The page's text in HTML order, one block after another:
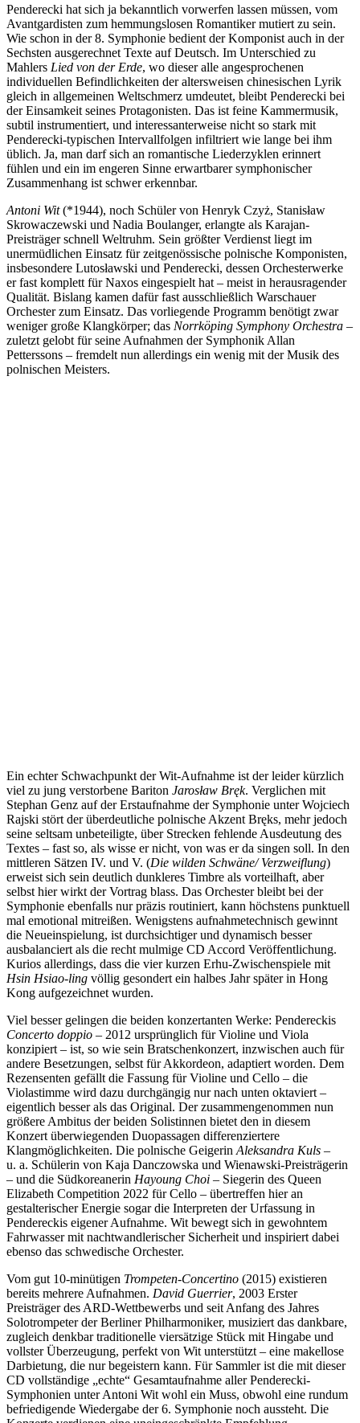
Penderecki hat sich ja bekanntlich vorwerfen lassen müssen, vom
Avantgardisten zum hemmungslosen Romantiker mutiert zu sein.
Wie schon in der 8. Symphonie bedient der Komponist auch in der
Sechsten ausgerechnet Texte auf Deutsch. Im Unterschied zu
Mahlers Lied von der Erde, wo dieser alle angesprochenen
individuellen Befindlichkeiten der altersweisen chinesischen Lyrik
gleich in allgemeinen Weltschmerz umdeutet, bleibt Penderecki bei
der Einsamkeit seines Protagonisten. Das ist feine Kammermusik,
subtil instrumentiert, und interessanterweise nicht so stark mit
Penderecki-typischen Intervallfolgen infiltriert wie lange bei ihm
üblich. Ja, man darf sich an romantische Liederzyklen erinnert
fühlen und ein im engeren Sinne erwartbarer symphonischer
Zusammenhang ist schwer erkennbar.
Antoni Wit(*1944), noch Schüler von Henryk Czyż, Stanisław
Skrowaczewski und Nadia Boulanger, erlangte als Karajan-
Preisträger schnell Weltruhm. Sein größter Verdienst liegt im
unermüdlichen Einsatz für zeitgenössische polnische Komponisten,
insbesondere Lutosławski und Penderecki, dessen Orchesterwerke
er fast komplett für Naxos eingespielt hat – meist in herausragender
Qualität. Bislang kamen dafür fast ausschließlich Warschauer
Orchester zum Einsatz. Das vorliegende Programm benötigt zwar
weniger große Klangkörper; das Norrköping Symphony Orchestra –
zuletzt gelobt für seine Aufnahmen der Symphonik Allan
Petterssons – fremdelt nun allerdings ein wenig mit der Musik des
polnischen Meisters.
Ein echter Schwachpunkt der Wit-Aufnahme ist der leider kürzlich
viel zu jung verstorbene Bariton Jarosław Bręk. Verglichen mit
Stephan Genz auf der Erstaufnahme der Symphonie unter Wojciech
Rajski stört der überdeutliche polnische Akzent Bręks, mehr jedoch
seine seltsam unbeteiligte, über Strecken fehlende Ausdeutung des
Textes – fast so, als wisse er nicht, von was er da singen soll. In den
mittleren Sätzen IV. und V. (Die wilden Schwäne/ Verzweiflung)
erweist sich sein deutlich dunkleres Timbre als vorteilhaft, aber
selbst hier wirkt der Vortrag blass. Das Orchester bleibt bei der
Symphonie ebenfalls nur präzis routiniert, kann höchstens punktuell
mal emotional mitreißen. Wenigstens aufnahmetechnisch gewinnt
die Neueinspielung, ist durchsichtiger und dynamisch besser
ausbalanciert als die recht mulmige CD Accord Veröffentlichung.
Kurios allerdings, dass die vier kurzen Erhu-Zwischenspiele mit
Hsin Hsiao-ling völlig gesondert ein halbes Jahr später in Hong
Kong aufgezeichnet wurden.
Viel besser gelingen die beiden konzertanten Werke: Pendereckis
Concerto doppio – 2012 ursprünglich für Violine und Viola
konzipiert – ist, so wie sein Bratschenkonzert, inzwischen auch für
andere Besetzungen, selbst für Akkordeon, adaptiert worden. Dem
Rezensenten gefällt die Fassung für Violine und Cello – die
Violastimme wird dazu durchgängig nur nach unten oktaviert –
eigentlich besser als das Original. Der zusammengenommen nun
größere Ambitus der beiden Solistinnen bietet den in diesem
Konzert überwiegenden Duopassagen differenziertere
Klangmöglichkeiten. Die polnische Geigerin Aleksandra Kuls –
u. a. Schülerin von Kaja Danczowska und Wienawski-Preisträgerin
– und die Südkoreanerin Hayoung Choi – Siegerin des Queen
Elizabeth Competition 2022 für Cello – übertreffen hier an
gestalterischer Energie sogar die Interpreten der Urfassung in
Pendereckis eigener Aufnahme. Wit bewegt sich in gewohntem
Fahrwasser mit nachtwandlerischer Sicherheit und inspiriert dabei
ebenso das schwedische Orchester.
Vom gut 10-minütigen Trompeten-Concertino (2015) existieren
bereits mehrere Aufnahmen. David Guerrier, 2003 Erster
Preisträger des ARD-Wettbewerbs und seit Anfang des Jahres
Solotrompeter der Berliner Philharmoniker, musiziert das dankbare,
zugleich denkbar traditionelle viersätzige Stück mit Hingabe und
vollster Überzeugung, perfekt von Wit unterstützt – eine makellose
Darbietung, die nur begeistern kann. Für Sammler ist die mit dieser
CD vollständige „echte“ Gesamtaufnahme aller Penderecki-
Symphonien unter Antoni Wit wohl ein Muss, obwohl eine rundum
befriedigende Wiedergabe der 6. Symphonie noch aussteht. Die